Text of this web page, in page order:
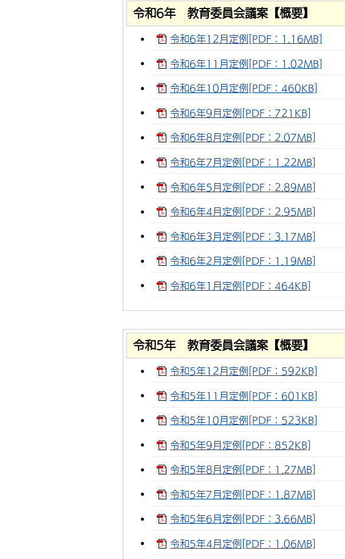
令和6年 教育委員会議案【概要】
令和6年12月定例[PDF：1.16MB]
令和6年11月定例[PDF：1.02MB]
令和6年10月定例[PDF：460KB]
令和6年9月定例[PDF：721KB]
令和6年8月定例[PDF：2.07MB]
令和6年7月定例[PDF：1.22MB]
令和6年5月定例[PDF：2.89MB]
令和6年4月定例[PDF：2.95MB]
令和6年3月定例[PDF：3.17MB]
令和6年2月定例[PDF：1.19MB]
令和6年1月定例[PDF：464KB]
令和5年 教育委員会議案【概要】
令和5年12月定例[PDF：592KB]
令和5年11月定例[PDF：601KB]
令和5年10月定例[PDF：523KB]
令和5年9月定例[PDF：852KB]
令和5年8月定例[PDF：1.27MB]
令和5年7月定例[PDF：1.87MB]
令和5年6月定例[PDF：3.66MB]
令和5年4月定例[PDF：1.06MB]